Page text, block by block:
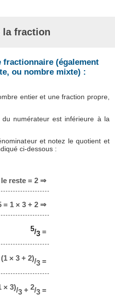
la fraction
fractionnaire (également
ou nombre mixte) :
entier et une fraction propre,
numérateur est inférieure à la
et notez le quotient et
ci-dessous :
le reste = 2 ⇒
= 1 × 3 + 2 ⇒
5/3 =
(1 × 3 + 2)/3 =
× 3)/3 + 2/3 =